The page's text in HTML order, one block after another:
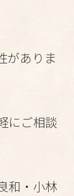
がありま
にご相談
和・小林